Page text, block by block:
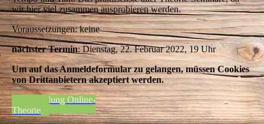
wir hier viel zusammen ausprobieren werden.
Voraussetzungen: keine
nächster Termin: Dienstag, 22. Februar 2022, 19 Uhr
Um auf das Anmeldeformular zu gelangen, müssen Cookies
von Drittanbietern akzeptiert werden.
Anmeldung Online-
Theorie